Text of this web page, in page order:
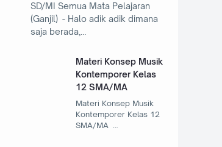
SD/MI Semua Mata Pelajaran
(Ganjil) - Halo adik adik dimana
saja berada,…
Materi Konsep Musik
Kontemporer Kelas
12 SMA/MA
Materi Konsep Musik
Kontemporer Kelas 12
SMA/MA …